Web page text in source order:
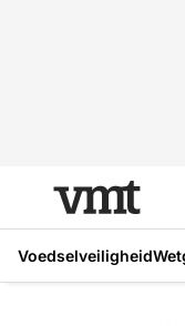
Voedselveiligheid